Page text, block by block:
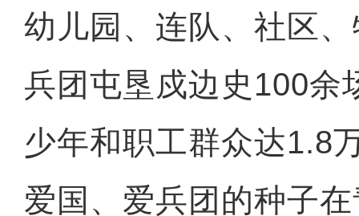
幼儿园、连队、社区
兵团屯垦戍边史100余
少年和职工群众达1.8
爱国、爱兵团的种子